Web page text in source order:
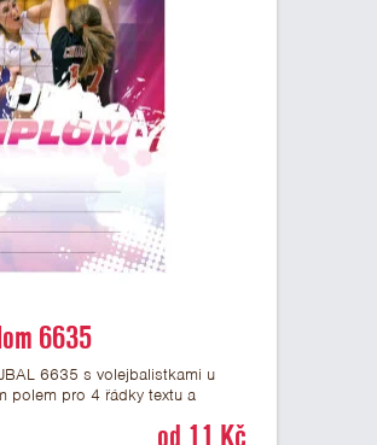
6635
6635 s volejbalistkami u
polem pro 4 řádky textu a
A5. Papírový diplom s motivem
od 11 Kč